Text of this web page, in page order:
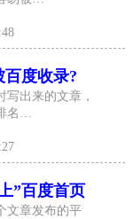
度收录?
出来的文章，
名…
”百度首页
文章发布的平